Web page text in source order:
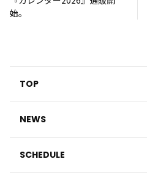
始。
TOP
NEWS
SCHEDULE